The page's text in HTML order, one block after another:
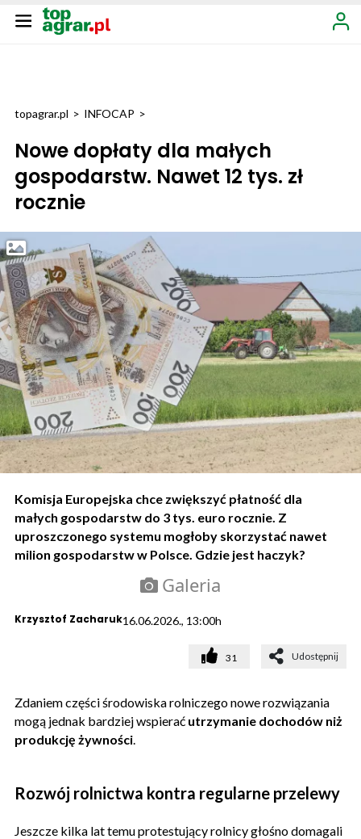
topagrar.pl > INFOCAP >
Nowe dopłaty dla małych
gospodarstw. Nawet 12 tys. zł
rocznie
Komisja Europejska chce zwiększyć płatność dla
małych gospodarstw do 3 tys. euro rocznie. Z
uproszczonego systemu mogłoby skorzystać nawet
milion gospodarstw w Polsce. Gdzie jest haczyk?
Galeria
Krzysztof Zacharuk16.06.2026., 13:00h
31 Udostępnij
Zdaniem części środowiska rolniczego nowe rozwiązania
mogą jednak bardziej wspierać utrzymanie dochodów niż
produkcję żywności
Rozwój rolnictwa kontra regularne przelewy
Jeszcze kilka lat temu protestujący rolnicy głośno domagali